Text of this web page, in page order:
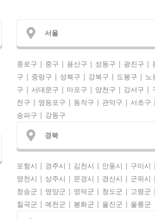
서울
종로구 | 중구 | 용산구 | 성동구 | 광진구 |
구 | 중랑구 | 성북구 | 강북구 | 도봉구 | 노
구 | 서대문구 | 마포구 | 양천구 | 강서구 |
천구 | 영등포구 | 동작구 | 관악구 | 서초구
송파구 | 강동구
경북
포항시 | 경주시 | 김천시 | 안동시 | 구미시
영천시 | 상주시 | 문경시 | 경산시 | 군위시
청송군 | 영양군 | 영덕군 | 청도군 | 고령군
칠곡군 | 예천군 | 봉화군 | 울진군 | 울릉군